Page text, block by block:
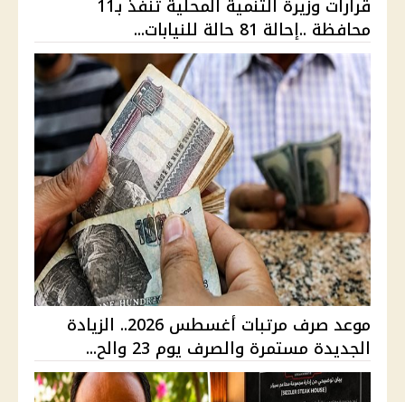
قرارات وزيرة التنمية المحلية تنفذ بـ11
محافظة ..إحالة 81 حالة للنيابات...
موعد صرف مرتبات أغسطس 2026.. الزيادة
الجديدة مستمرة والصرف يوم 23 والح...